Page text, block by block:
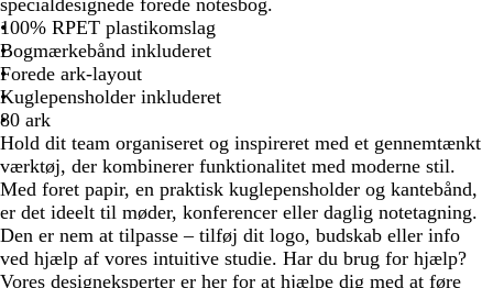
d
t
i
n
e
b
l
å
e
g
r
ø
n
r
e
g
r
y
n
v
g
r
ø
n
m
r
i
n
g
s
g
r
å
e
n
specialdesignede forede notesbog.
100% RPET plastikomslag
Bogmærkebånd inkluderet
Forede ark-layout
Kuglepensholder inkluderet
80 ark
Hold dit team organiseret og inspireret med et gennemtænkt
værktøj, der kombinerer funktionalitet med moderne stil.
Med foret papir, en praktisk kuglepensholder og kantebånd,
er det ideelt til møder, konferencer eller daglig notetagning.
Den er nem at tilpasse – tilføj dit logo, budskab eller info
ved hjælp af vores intuitive studie. Har du brug for hjælp?
Vores designeksperter er her for at hjælpe dig med at føre